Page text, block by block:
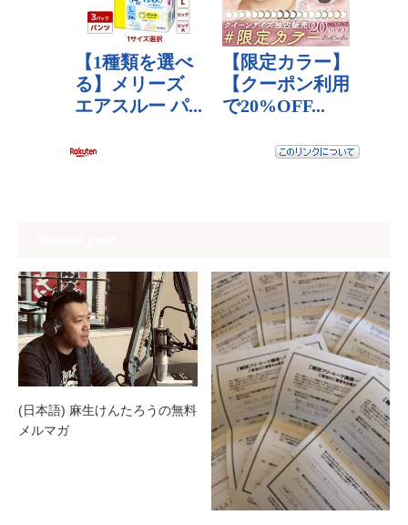
(日本語) 麻生けんたろうの無料
メルマガ